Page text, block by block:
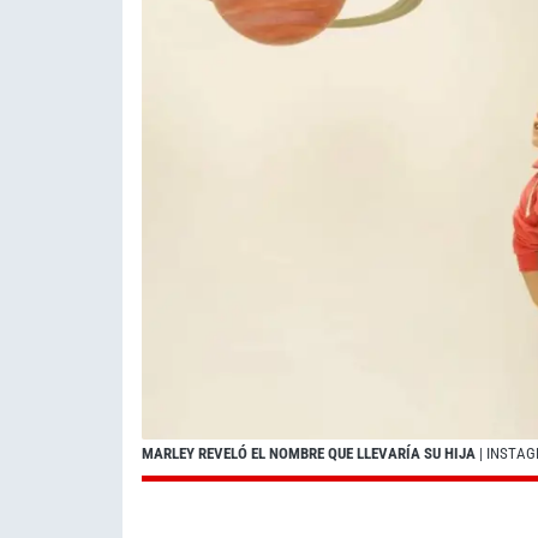
MARLEY REVELÓ EL NOMBRE QUE LLEVARÍA SU HIJA |